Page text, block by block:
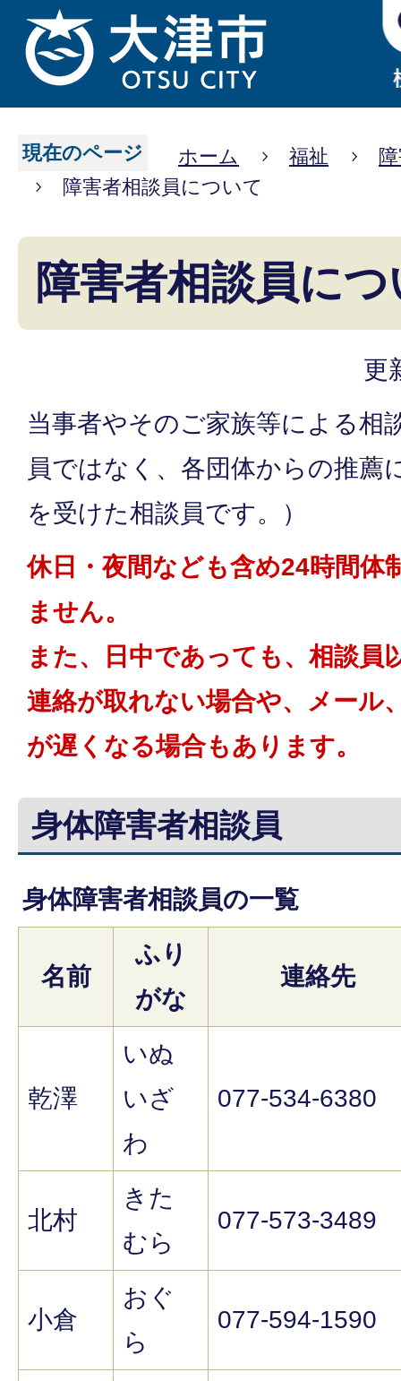
現在のページ ホーム 福祉
障害者相談員について
障害者相談員に
更
当事者やそのご家族等による相
員ではなく、各団体からの推薦
を受けた相談員です。）
休日・夜間なども含め24時間体
ません。
また、日中であっても、相談員
連絡が取れない場合や、メール
が遅くなる場合もあります。
身体障害者相談員
身体障害者相談員の一覧
名前
ふり
がな
連絡先
乾澤
いぬ
いざ
わ
077-534-6380
北村
きた
むら
077-573-3489
小倉
おぐ
ら
077-594-1590